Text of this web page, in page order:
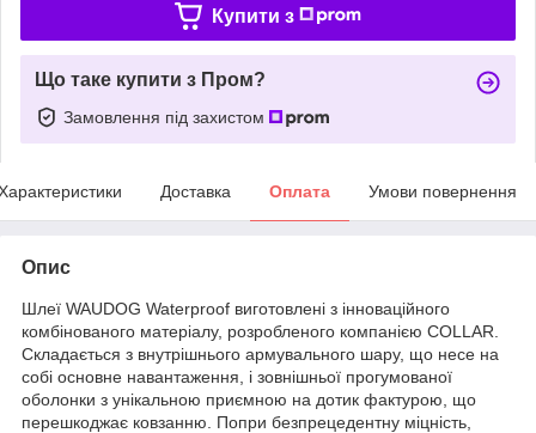
Купити з
Що таке купити з Пром?
Замовлення під захистом
Доставка Оплата Умови повернення
Опис
Шлеї WAUDOG Waterproof виготовлені з інноваційного
комбінованого матеріалу, розробленого компанією COLLAR.
Складається з внутрішнього армувального шару, що несе на
собі основне навантаження, і зовнішньої прогумованої
оболонки з унікальною приємною на дотик фактурою, що
перешкоджає ковзанню. Попри безпрецедентну міцність,